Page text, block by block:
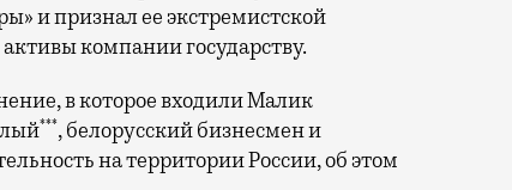
и признал ее экстремистской
компании государству.
в которое входили Малик
***, белорусский бизнесмен и
на территории России, об этом